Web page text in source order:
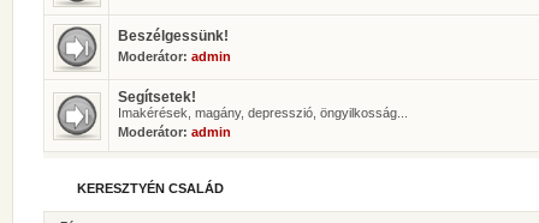
Beszélgessünk!
Moderátor: admin
Segítsetek!
Imakérések, magány, depresszió, öngyilkosság...
Moderátor: admin
KERESZTYÉN CSALÁD